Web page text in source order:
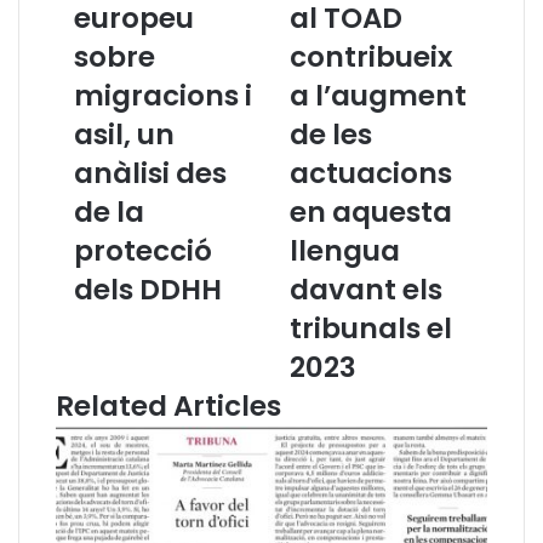
.
W
b
C
I
A
C
E
u
p
a
c
t
e
europeu
sobre
migracions i
asil, un
anàlisi des
de la
protecció
dels DDHH
g
r
a
m
d
e
o
n
t
d
e
c
a
t
a
l
al TOAD
contribueix
a l’augment
de les
actuacions
en aquesta
llengua
davant els
tribunals el
2023
Related Articles